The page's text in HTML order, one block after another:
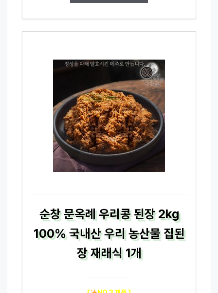
순창 문옥례 우리콩 된장 2kg
100% 국내산 우리 농산물 집된
장 재래식 1개